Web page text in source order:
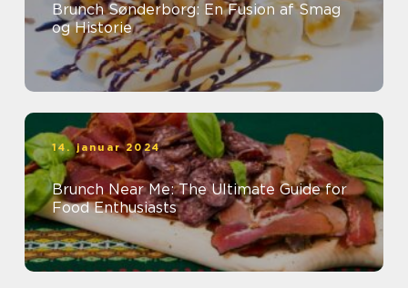
Brunch Sønderborg: En Fusion af Smag
og Historie
14. januar 2024
Brunch Near Me: The Ultimate Guide for
Food Enthusiasts